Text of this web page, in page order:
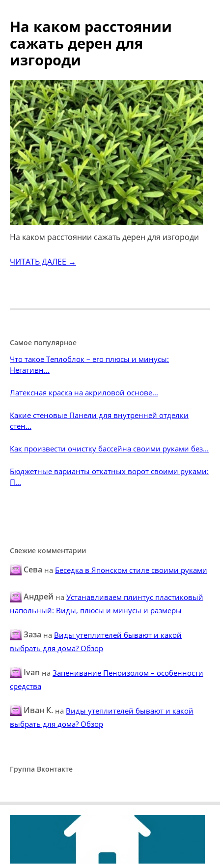
На каком расстоянии
сажать дерен для
изгороди
На каком расстоянии сажать дерен для изгороди
ЧИТАТЬ ДАЛЕЕ →
Самое популярное
Что такое Теплоблок – его плюсы и минусы:
Негативн...
Латексная краска на акриловой основе...
Какие стеновые Панели для внутренней отделки
стен...
Как произвести очистку бассейна своими руками без...
Бюджетные варианты откатных ворот своими руками:
П...
Свежие комментарии
Сева на Беседка в Японском стиле своими руками
Андрей на Устанавливаем плинтус пластиковый
напольный: Виды, плюсы и минусы и размеры
Заза на Виды утеплителей бывают и какой
выбрать для дома? Обзор
Ivan на Запенивание Пеноизолом – особенности
средства
Иван К. на Виды утеплителей бывают и какой
выбрать для дома? Обзор
Группа Вконтакте